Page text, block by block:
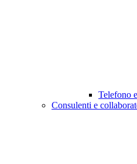
Telefono
Consulenti e